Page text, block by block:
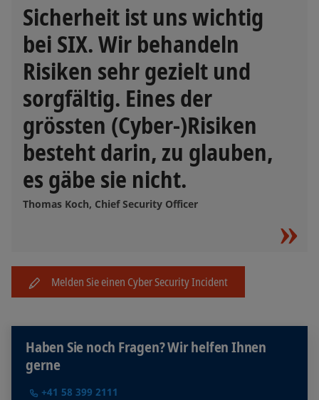
Sicherheit ist uns wichtig
bei SIX. Wir behandeln
Risiken sehr gezielt und
sorgfältig. Eines der
grössten (Cyber-)Risiken
besteht darin, zu glauben,
es gäbe sie nicht.
Thomas Koch, Chief Security Officer
Melden Sie einen Cyber Security Incident
Haben Sie noch Fragen? Wir helfen Ihnen
gerne
+41 58 399 2111